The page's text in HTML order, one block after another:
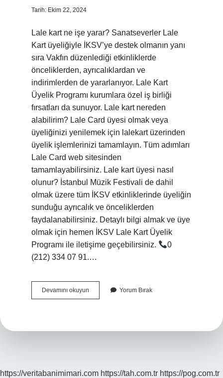
Tarih: Ekim 22, 2024
Lale kart ne işe yarar? Sanatseverler Lale
Kart üyeliğiyle İKSV’ye destek olmanın yanı
sıra Vakfın düzenlediği etkinliklerde
önceliklerden, ayrıcalıklardan ve
indirimlerden de yararlanıyor. Lale Kart
Üyelik Programı kurumlara özel iş birliği
fırsatları da sunuyor. Lale kart nereden
alabilirim? Lale Card üyesi olmak veya
üyeliğinizi yenilemek için lalekart üzerinden
üyelik işlemlerinizi tamamlayın. Tüm adımları
Lale Card web sitesinden
tamamlayabilirsiniz. Lale kart üyesi nasıl
olunur? İstanbul Müzik Festivali de dahil
olmak üzere tüm İKSV etkinliklerinde üyeliğin
sunduğu ayrıcalık ve önceliklerden
faydalanabilirsiniz. Detaylı bilgi almak ve üye
olmak için hemen İKSV Lale Kart Üyelik
Programı ile iletişime geçebilirsiniz.
0
(212) 334 07 91.…
Devamını okuyun
Lale
Yorum Bırak
https://veritabanimimari.com https://tah.com.tr https://pog.com.tr